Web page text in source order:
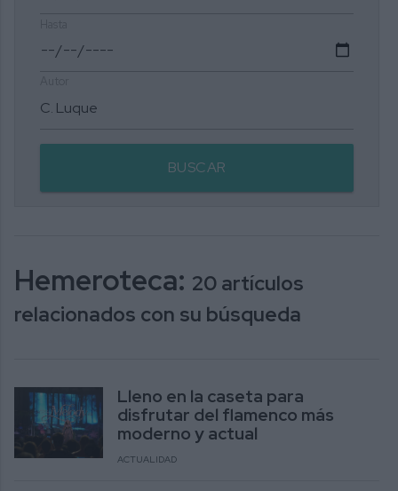
BUSCAR
Hemeroteca: 20 artículos
relacionados con su búsqueda
Lleno en la caseta para
disfrutar del flamenco más
moderno y actual
ACTUALIDAD